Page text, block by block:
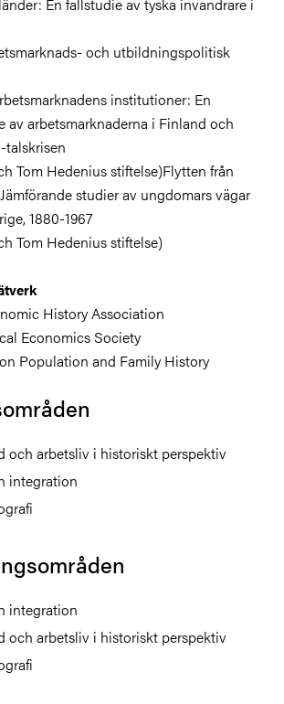
och utbildningspolitisk
institutioner: En
av arbetsmarknaderna i Finland och
talskrisen
Tom Hedenius stiftelse)Flytten från
studier av ungdomars vägar
1880-1967
Tom Hedenius stiftelse)
History Association
Economics Society
Population and Family History
och arbetsliv i historiskt perspektiv
integration
integration
och arbetsliv i historiskt perspektiv